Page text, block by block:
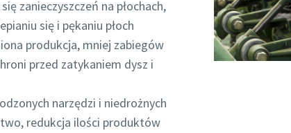
zanieczyszczeń na płochach,
się i pękaniu płoch
produkcja, mniej zabiegów
przed zatykaniem dysz i
narzędzi i niedrożnych
redukcja ilości produktów